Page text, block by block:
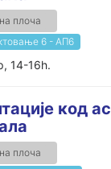
плоча
6 - АП6
14-16h.
код
плоча